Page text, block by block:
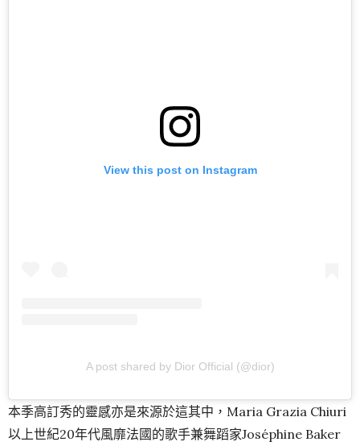
View this post on Instagram
A post shared by Dior Official (@dior)
本季高訂秀的靈感亦是來源於這其中，Maria Grazia Chiuri
以上世紀20年代風靡法國的歌手兼舞蹈家Joséphine Baker